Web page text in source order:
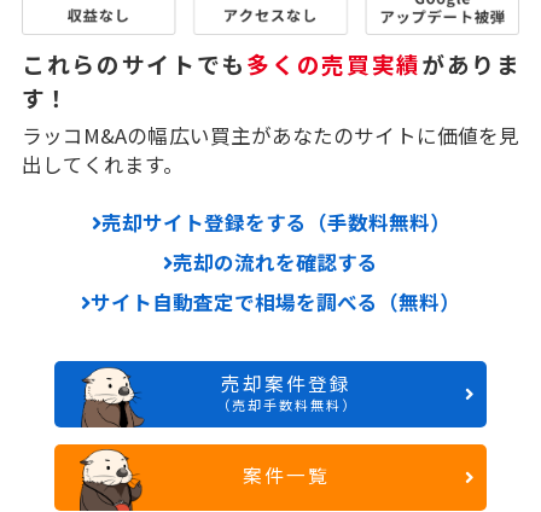
これらのサイトでも多くの売買実績がありま
す！
ラッコM&Aの幅広い買主があなたのサイトに価値を見
出してくれます。
売却サイト登録をする（手数料無料）
売却の流れを確認する
サイト自動査定で相場を調べる（無料）
売却案件登録
（売却手数料無料）
案件一覧